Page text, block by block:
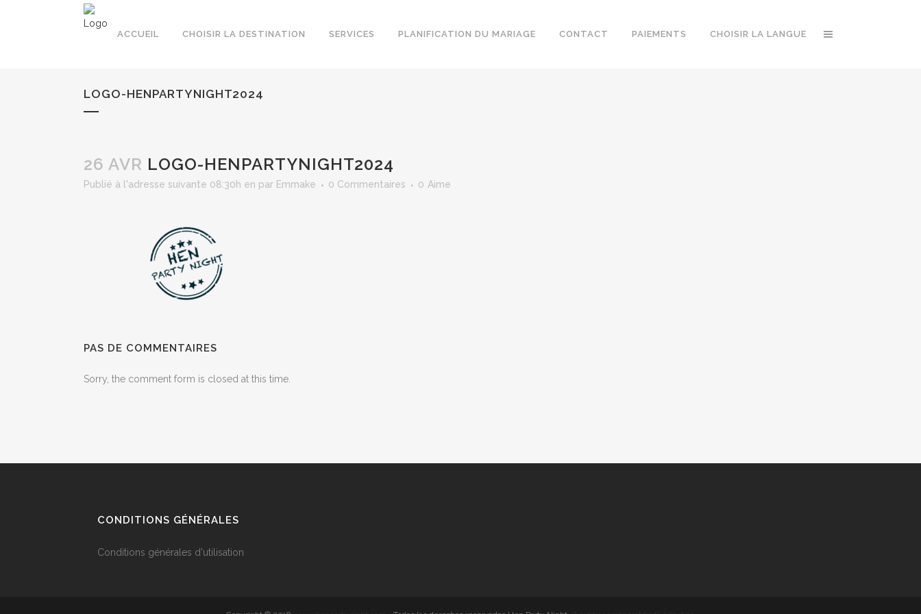
ACCUEIL CHOISIR LA DESTINATION SERVICES PLANIFICATION DU MARIAGE CONTACT PAIEMENTS CHOISIR LA LANGUE
LOGO-HENPARTYNIGHT2024
26 AVR LOGO-HENPARTYNIGHT2024
Publié à l'adresse suivante 08:30h en par Emmake 0 Commentaires 0 Aime
PAS DE COMMENTAIRES
Sorry, the comment form is closed at this time.
CONDITIONS GÉNÉRALES
Conditions générales d'utilisation